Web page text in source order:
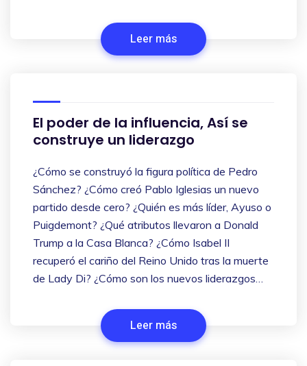
Leer más
El poder de la influencia, Así se
construye un liderazgo
¿Cómo se construyó la figura política de Pedro
Sánchez? ¿Cómo creó Pablo Iglesias un nuevo
partido desde cero? ¿Quién es más líder, Ayuso o
Puigdemont? ¿Qué atributos llevaron a Donald
Trump a la Casa Blanca? ¿Cómo Isabel II
recuperó el cariño del Reino Unido tras la muerte
de Lady Di? ¿Cómo son los nuevos liderazgos…
Leer más